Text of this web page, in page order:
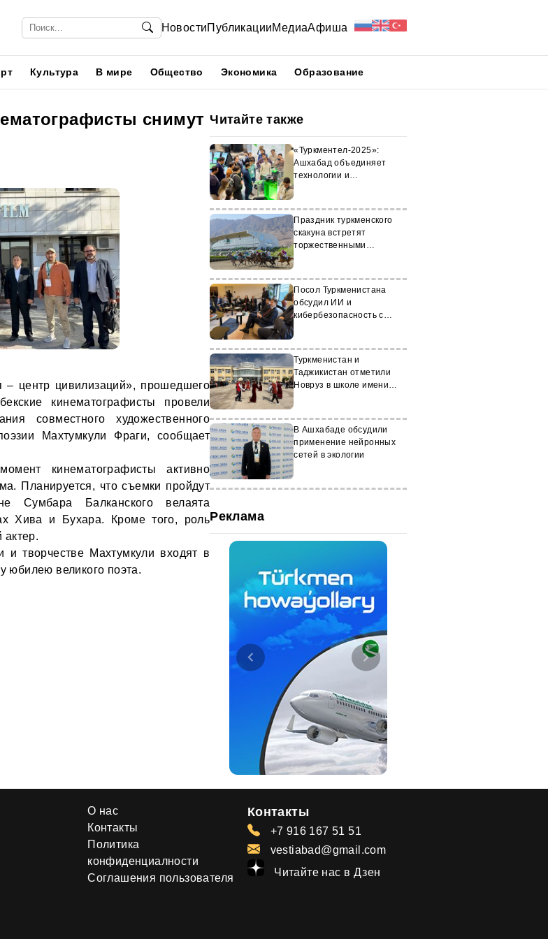
НовостиПубликацииМедиаАфиша
Культура В мире Общество Экономика Образование
снимут
центр цивилизаций», прошедшего
кинематографисты провели
совместного художественного
Махтумкули Фраги, сообщает
кинематографисты активно
Планируется, что съемки пройдут
Сумбара Балканского велаята
Хива и Бухара. Кроме того, роль
актер.
творчестве Махтумкули входят в
юбилею великого поэта.
Читайте также
«Туркментел-2025»:
Ашхабад объединяет
технологии и
Праздник туркменского
скакуна встретят
торжественными
Посол Туркменистана
обсудил ИИ и
кибербезопасность с
Туркменистан и
Таджикистан отметили
Новруз в школе имени
В Ашхабаде обсудили
применение нейронных
сетей в экологии
Реклама
О нас
Контакты
Политика
конфиденциалности
Соглашения пользователя
Контакты
+7 916 167 51 51
vestiabad@gmail.com
Читайте нас в Дзен